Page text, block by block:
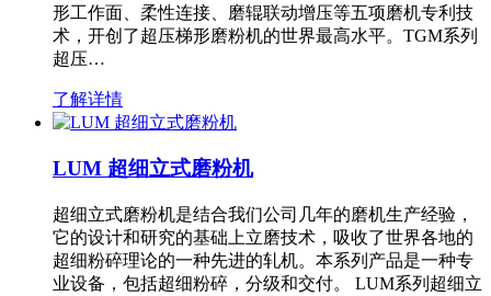
形工作面、柔性连接、磨辊联动增压等五项磨机专利技
术，开创了超压梯形磨粉机的世界最高水平。TGM系列
超压…
了解详情
LUM 超细立式磨粉机
超细立式磨粉机是结合我们公司几年的磨机生产经验，
它的设计和研究的基础上立磨技术，吸收了世界各地的
超细粉碎理论的一种先进的轧机。本系列产品是一种专
业设备，包括超细粉碎，分级和交付。 LUM系列超细立